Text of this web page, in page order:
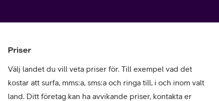
Priser
Välj landet du vill veta priser för. Till exempel vad det
kostar att surfa, mms:a, sms:a och ringa till, i och inom valt
land. Ditt företag kan ha avvikande priser, kontakta er